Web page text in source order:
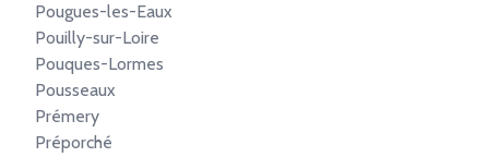
Pougues-les-Eaux
Pouilly-sur-Loire
Pouques-Lormes
Pousseaux
Prémery
Préporché